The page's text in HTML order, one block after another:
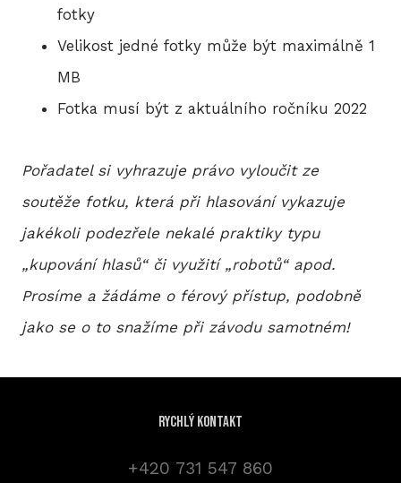
fotky
Velikost jedné fotky může být maximálně 1
MB
Fotka musí být z aktuálního ročníku 2022
Pořadatel si vyhrazuje právo vyloučit ze
soutěže fotku, která při hlasování vykazuje
jakékoli podezřele nekalé praktiky typu
„kupování hlasů“ či využití „robotů“ apod.
Prosíme a žádáme o férový přístup, podobně
jako se o to snažíme při závodu samotném!
Rychlý kontakt
+420 731 547 860